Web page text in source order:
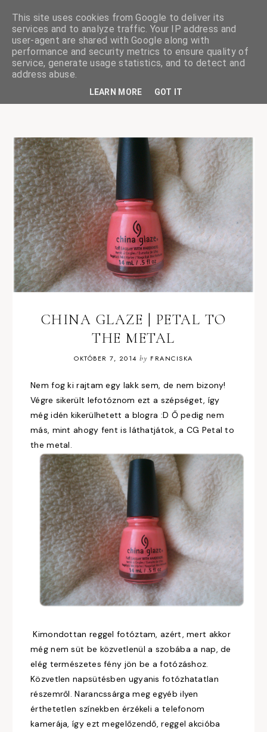
ciskaságok
CHINA GLAZE | PETAL TO
THE METAL
OKTÓBER 7, 2014 by FRANCISKA
Nem fog ki rajtam egy lakk sem, de nem bizony!
Végre sikerült lefotóznom ezt a szépséget, így
még idén kikerülhetett a blogra :D Ő pedig nem
más, mint ahogy fent is láthatjátok, a CG Petal to
the metal.
Kimondottan reggel fotóztam, azért, mert akkor
még nem süt be közvetlenül a szobába a nap, de
elég természetes fény jön be a fotózáshoz.
Közvetlen napsütésben ugyanis fotózhatatlan
részemről. Narancssárga meg egyéb ilyen
érthetetlen színekben érzékeli a telefonom
kamerája, így ezt megelőzendő, reggel akcióba
This site uses cookies from Google to deliver its
services and to analyze traffic. Your IP address and
user-agent are shared with Google along with
performance and security metrics to ensure quality of
service, generate usage statistics, and to detect and
address abuse.
LEARN MORE GOT IT